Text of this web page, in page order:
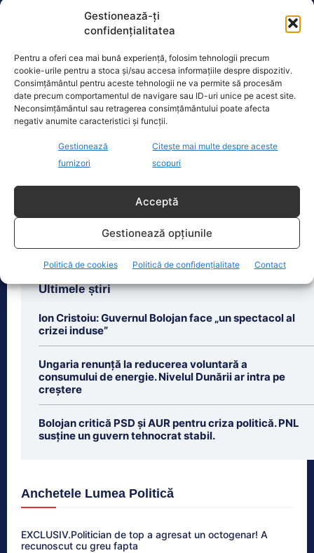
Gestionează-ți
confidențialitatea
Pentru a oferi cea mai bună experiență, folosim tehnologii precum
cookie-urile pentru a stoca și/sau accesa informațiile despre dispozitiv.
Consimțământul pentru aceste tehnologii ne va permite să procesăm
date precum comportamentul de navigare sau ID-uri unice pe acest site.
Neconsimțământul sau retragerea consimțământului poate afecta
negativ anumite caracteristici și funcții.
Gestionează
furnizori
Citește mai multe despre aceste
scopuri
Acceptă
Gestionează opțiunile
Politică de cookies Politică de confidențialitate Contact
Oficiul de Știri
Cât costă asigurarea de sănătate în 2026 dacă nu ai
Persoanele fără venituri pot beneficia
în 2026 de asigurare în sistemul public
de sănătate dacă optează pentru
plata contribuției de
Ultimele știri
Ion Cristoiu: Guvernul Bolojan face „un spectacol al
crizei induse”
Ungaria renunță la reducerea voluntară a
consumului de energie. Nivelul Dunării ar intra pe
creștere
Bolojan critică PSD și AUR pentru criza politică. PNL
susține un guvern tehnocrat stabil.
Anchetele Lumea Politică
EXCLUSIV.Politician de top a agresat un octogenar! A
recunoscut cu greu fapta